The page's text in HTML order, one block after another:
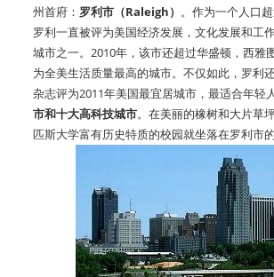
州首府： 罗利市（Raleigh） 。作为一个人口
罗利一直被评为美国经济发展，文化发展和工
城市之一。2010年，该市还超过华盛顿，西雅
为全美生活质量最高的城市。不仅如此，罗利
杂志评为2011年美国最宜居城市，最适合年轻
市和十大高科技城市。在美丽的橡树和大片草
匹斯大学富有历史特质的校园就坐落在罗利市的